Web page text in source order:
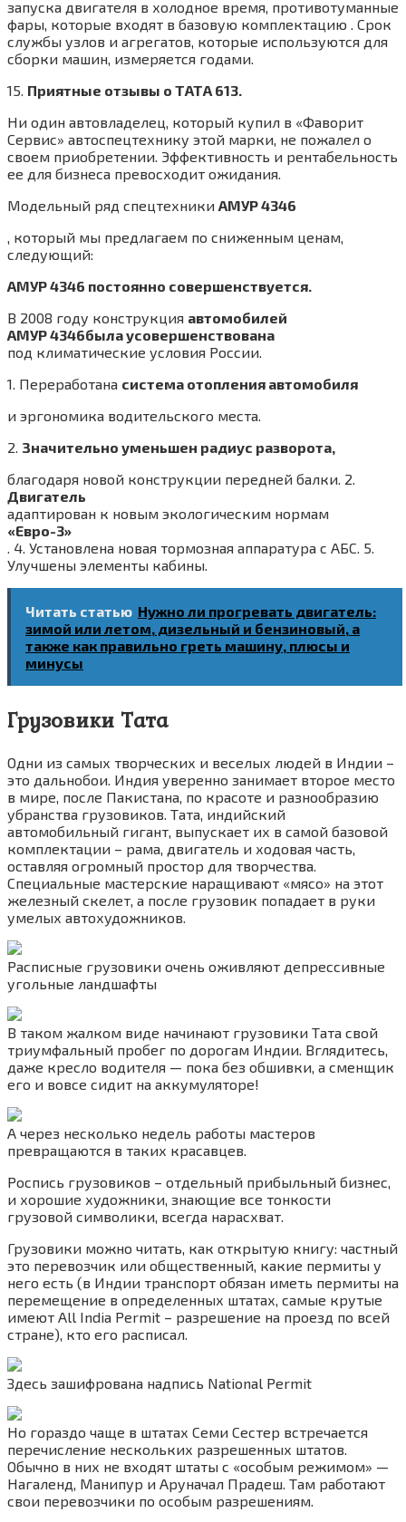
запуска двигателя в холодное время, противотуманные
фары, которые входят в базовую комплектацию . Срок
службы узлов и агрегатов, которые используются для
сборки машин, измеряется годами.
15. Приятные отзывы о ТАТА 613.
Ни один автовладелец, который купил в «Фаворит
Сервис» автоспецтехнику этой марки, не пожалел о
своем приобретении. Эффективность и рентабельность
ее для бизнеса превосходит ожидания.
Модельный ряд спецтехники АМУР 4346
, который мы предлагаем по сниженным ценам,
следующий:
АМУР 4346 постоянно совершенствуется.
В 2008 году конструкция автомобилей
АМУР 4346была усовершенствована
под климатические условия России.
1. Переработана система отопления автомобиля
и эргономика водительского места.
2. Значительно уменьшен радиус разворота,
благодаря новой конструкции передней балки. 2.
Двигатель
адаптирован к новым экологическим нормам
«Евро-3»
. 4. Установлена новая тормозная аппаратура с АБС. 5.
Улучшены элементы кабины.
Читать статью Нужно ли прогревать двигатель:
зимой или летом, дизельный и бензиновый, а
также как правильно греть машину, плюсы и
минусы
Грузовики Тата
Одни из самых творческих и веселых людей в Индии –
это дальнобои. Индия уверенно занимает второе место
в мире, после Пакистана, по красоте и разнообразию
убранства грузовиков. Тата, индийский
автомобильный гигант, выпускает их в самой базовой
комплектации – рама, двигатель и ходовая часть,
оставляя огромный простор для творчества.
Специальные мастерские наращивают «мясо» на этот
железный скелет, а после грузовик попадает в руки
умелых автохудожников.
Расписные грузовики очень оживляют депрессивные
угольные ландшафты
В таком жалком виде начинают грузовики Тата свой
триумфальный пробег по дорогам Индии. Вглядитесь,
даже кресло водителя — пока без обшивки, а сменщик
его и вовсе сидит на аккумуляторе!
А через несколько недель работы мастеров
превращаются в таких красавцев.
Роспись грузовиков – отдельный прибыльный бизнес,
и хорошие художники, знающие все тонкости
грузовой символики, всегда нарасхват.
Грузовики можно читать, как открытую книгу: частный
это перевозчик или общественный, какие пермиты у
него есть (в Индии транспорт обязан иметь пермиты на
перемещение в определенных штатах, самые крутые
имеют All India Permit – разрешение на проезд по всей
стране), кто его расписал.
Здесь зашифрована надпись National Permit
Но гораздо чаще в штатах Семи Сестер встречается
перечисление нескольких разрешенных штатов.
Обычно в них не входят штаты с «особым режимом» —
Нагаленд, Манипур и Аруначал Прадеш. Там работают
свои перевозчики по особым разрешениям.